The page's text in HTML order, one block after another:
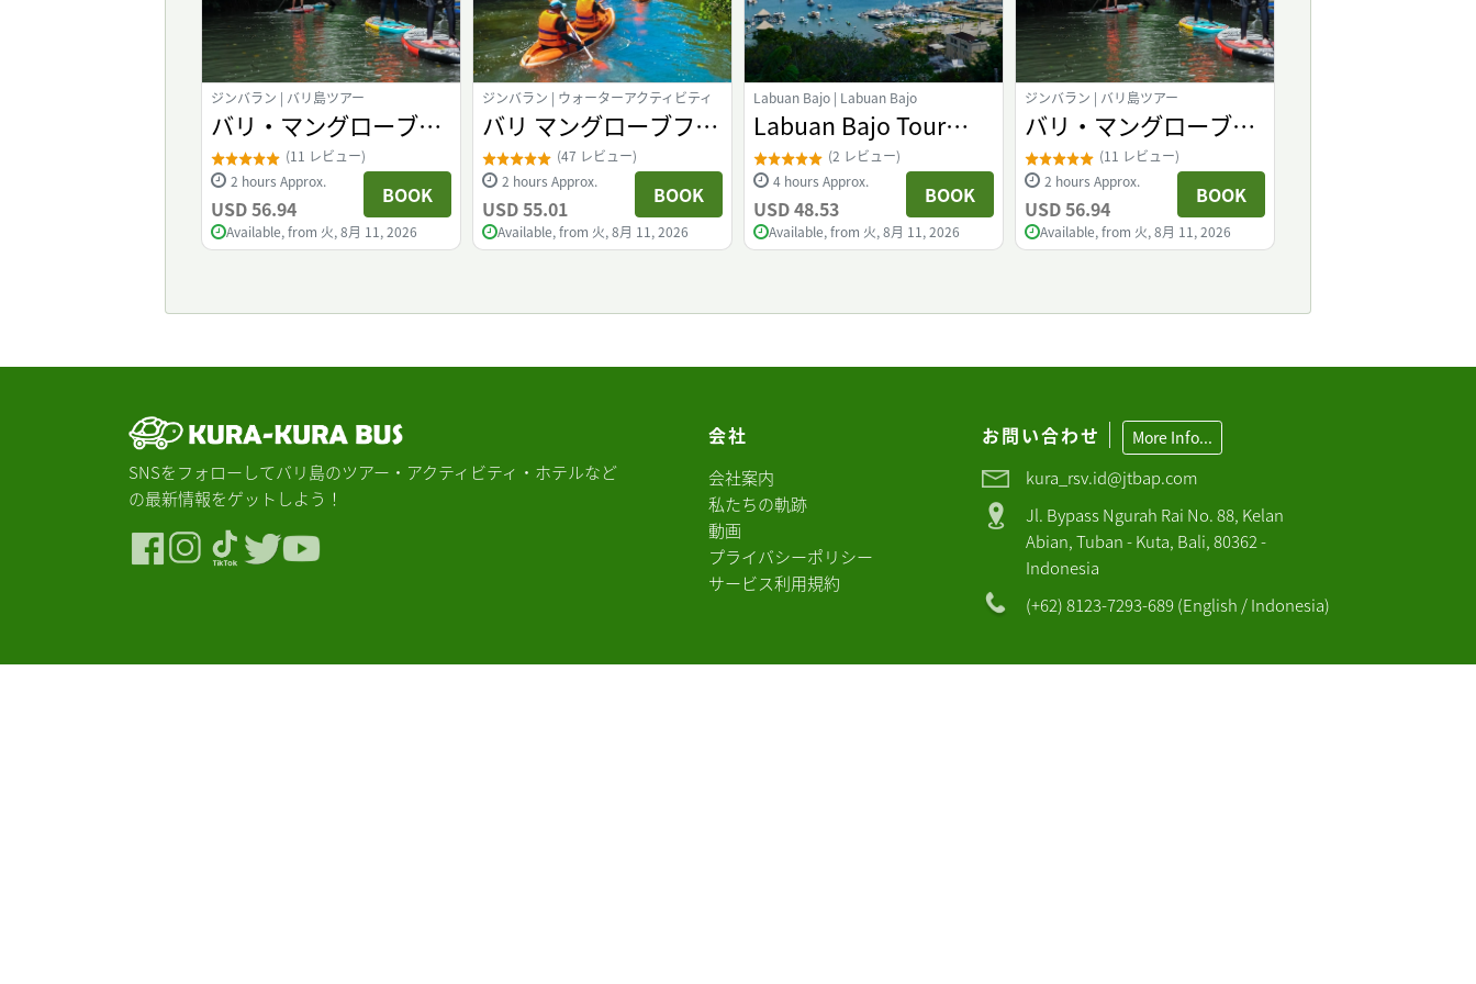
ジンバラン | バリ島ツアー
バリ・マングローブ
SUPツアー(11 レビュー)
2 hours Approx.
USD 56.94
BOOK
Available, from 火, 8月 11, 2026
ジンバラン | ウォーターアクティビティ
バリ マングローブフォ
レスト カヌーツアー
(47 レビュー)
2 hours Approx.
USD 55.01
BOOK
Available, from 火, 8月 11, 2026
Labuan Bajo | Labuan Bajo
Labuan Bajo Tour
Urban Discovery Tour
(2 レビュー)
4 hours Approx.
USD 48.53
BOOK
Available, from 火, 8月 11, 2026
ジンバラン | バリ島ツアー
バリ・マングローブ
SUPツアー(11 レビュー)
2 hours Approx.
USD 56.94
BOOK
Available, from 火, 8月 11, 2026
SNSをフォローしてバリ島のツアー・アクティビティ・ホテルなど
の最新情報をゲットしよう！
会社
会社案内
私たちの軌跡
動画
プライバシーポリシー
サービス利用規約
お問い合わせ More Info...
kura_rsv.id@jtbap.com
Jl. Bypass Ngurah Rai No. 88, Kelan
Abian, Tuban - Kuta, Bali, 80362 -
Indonesia
(+62) 8123-7293-689 (English / Indonesia)